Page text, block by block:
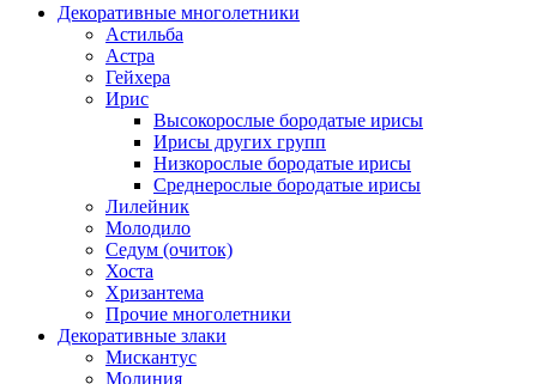
Декоративные многолетники
Астильба
Астра
Гейхера
Ирис
Высокорослые бородатые ирисы
Ирисы других групп
Низкорослые бородатые ирисы
Среднерослые бородатые ирисы
Лилейник
Молодило
Седум (очиток)
Хоста
Хризантема
Прочие многолетники
Декоративные злаки
Мискантус
Молиния